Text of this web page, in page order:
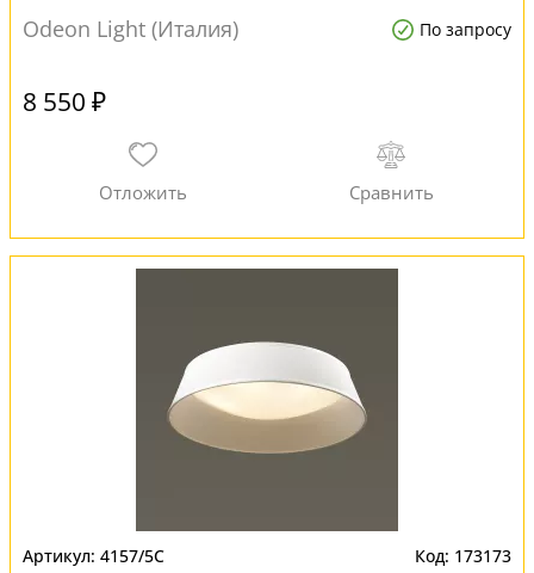
Odeon Light (Италия) По запросу
8 550 ₽
4157/5C 173173